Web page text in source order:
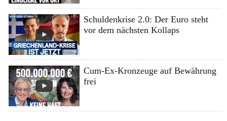
Schuldenkrise 2.0: Der Euro steht
vor dem nächsten Kollaps
Cum-Ex-Kronzeuge auf Bewährung
frei